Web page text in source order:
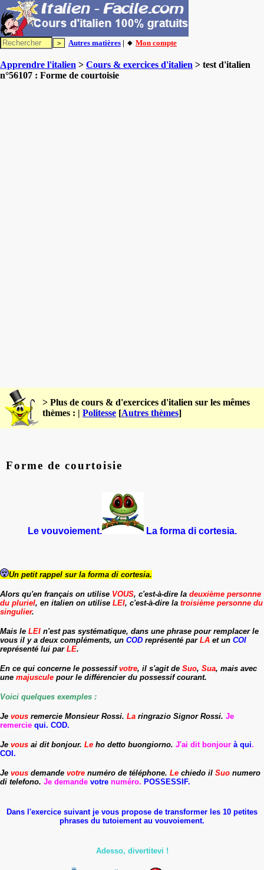
Autres matières | 🔸 Mon compte
Apprendre l'italien > Cours & exercices d'italien > test d'italien
n°56107 : Forme de courtoisie
> Plus de cours & d'exercices d'italien sur les mêmes
thèmes : | Politesse [Autres thèmes]
Forme de courtoisie
Le vouvoiement. La forma di cortesia.
Un petit rappel sur la forma di cortesia.
Alors qu'en français on utilise VOUS, c'est-à-dire la deuxième personne
du pluriel, en italien on utilise LEI, c'est-à-dire la troisième personne du
singulier.
Mais le LEI n'est pas systématique, dans une phrase pour remplacer le
vous il y a deux compléments, un COD représenté par LA et un COI
représenté lui par LE.
En ce qui concerne le possessifvotre, il s'agit de Suo, Sua, mais avec
une majuscule pour le différencier du possessif courant.
Voici quelques exemples :
Je vous remercie Monsieur Rossi. La ringrazio Signor Rossi. Je
remercie qui. COD.
Je vous ai dit bonjour. Le ho detto buongiorno. J'ai dit bonjour à qui.
COI.
Je vous demande votre numéro de téléphone. Le chiedo il Suo numero
di telefono. Je demande votre numéro. POSSESSIF.
Dans l'exercice suivant je vous propose de transformer les 10 petites
phrases du tutoiement au vouvoiement.
Adesso, divertitevi !